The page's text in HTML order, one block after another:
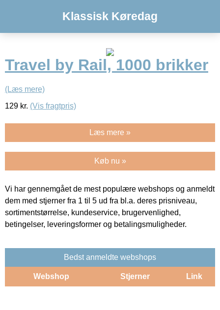
Klassisk Køredag
Travel by Rail, 1000 brikker
(Læs mere)
129 kr. (Vis fragtpris)
Læs mere »
Køb nu »
Vi har gennemgået de mest populære webshops og anmeldt
dem med stjerner fra 1 til 5 ud fra bl.a. deres prisniveau,
sortimentstørrelse, kundeservice, brugervenlighed,
betingelser, leveringsformer og betalingsmuligheder.
Bedst anmeldte webshops
Webshop Stjerner Link